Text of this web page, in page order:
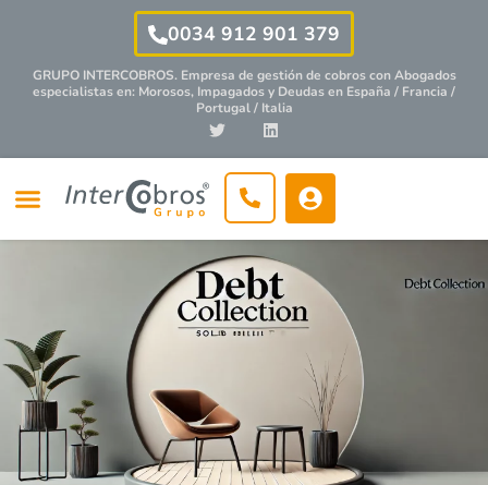
0034 912 901 379
GRUPO INTERCOBROS. Empresa de gestión de cobros conAbogados
especialistasen: Morosos, Impagados y Deudas en España / Francia /
Portugal / Italia